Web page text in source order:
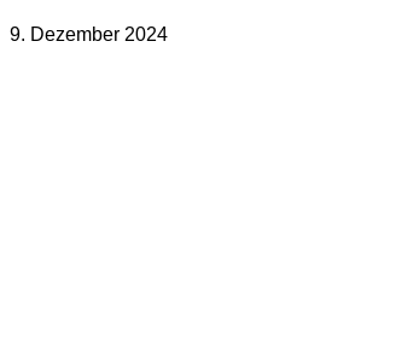
9. Dezember 2024